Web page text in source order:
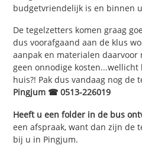
budgetvriendelijk is en binnen
De tegelzetters komen graag
dus voorafgaand aan de klus
aanpak en materialen daarvoor
geen onnodige
huis?! Pak dus vandaag nog de
Pingjum ☎ 0513-226019
Heeft u een folder in de bus
een afspraak, want dan zijn de
bij u in Pingjum.